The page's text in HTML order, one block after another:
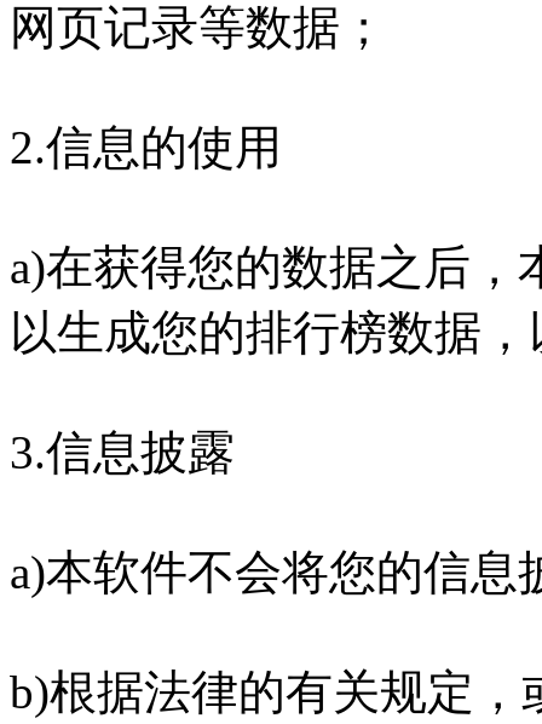
网页记录等数据；
2.信息的使用
a)在获得您的数据之后
以生成您的排行榜数据
3.信息披露
a)本软件不会将您的信
b)根据法律的有关规定